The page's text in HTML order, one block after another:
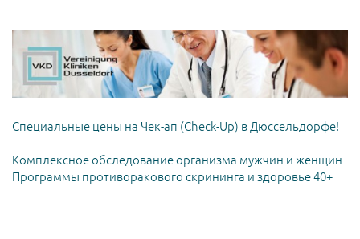
Специальные цены на Чек-ап (Check-Up) в Дюссельдорфе!
Комплексное обследование организма мужчин и женщин
Программы противоракового скрининга и здоровье 40+